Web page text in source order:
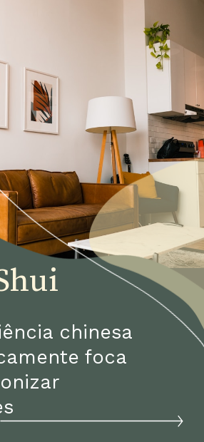
chinesa
foca